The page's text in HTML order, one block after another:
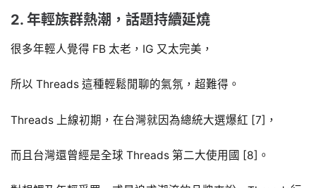
2. 年輕族群熱潮，話題持續延燒
很多年輕人覺得 FB 太老，IG 又太完美，
所以 Threads 這種輕鬆閒聊的氣氛，超難得。
Threads 上線初期，在台灣就因為總統大選爆紅 [7]，
而且台灣還曾經是全球 Threads 第二大使用國 [8]。